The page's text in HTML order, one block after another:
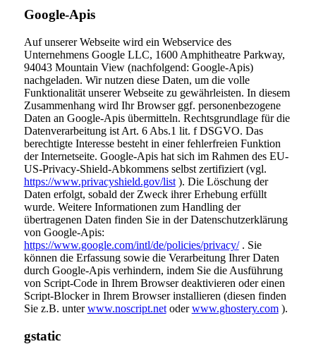
Google-Apis
Auf unserer Webseite wird ein Webservice des
Unternehmens Google LLC, 1600 Amphitheatre Parkway,
94043 Mountain View (nachfolgend: Google-Apis)
nachgeladen. Wir nutzen diese Daten, um die volle
Funktionalität unserer Webseite zu gewährleisten. In diesem
Zusammenhang wird Ihr Browser ggf. personenbezogene
Daten an Google-Apis übermitteln. Rechtsgrundlage für die
Datenverarbeitung ist Art. 6 Abs.1 lit. f DSGVO. Das
berechtigte Interesse besteht in einer fehlerfreien Funktion
der Internetseite. Google-Apis hat sich im Rahmen des EU-
US-Privacy-Shield-Abkommens selbst zertifiziert (vgl.
https://www.privacyshield.gov/list). Die Löschung der
Daten erfolgt, sobald der Zweck ihrer Erhebung erfüllt
wurde. Weitere Informationen zum Handling der
übertragenen Daten finden Sie in der Datenschutzerklärung
von Google-Apis:
https://www.google.com/intl/de/policies/privacy/. Sie
können die Erfassung sowie die Verarbeitung Ihrer Daten
durch Google-Apis verhindern, indem Sie die Ausführung
von Script-Code in Ihrem Browser deaktivieren oder einen
Script-Blocker in Ihrem Browser installieren (diesen finden
Sie z.B. unterwww.noscript.netoderwww.ghostery.com).
gstatic